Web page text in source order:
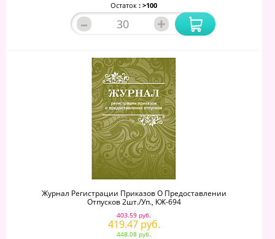
Остаток : >100
– +
Журнал Регистрации Приказов О Предоставлении
Отпусков 2шт./уп., КЖ-694
403.59 руб.
419.47 руб.
448.08 руб.